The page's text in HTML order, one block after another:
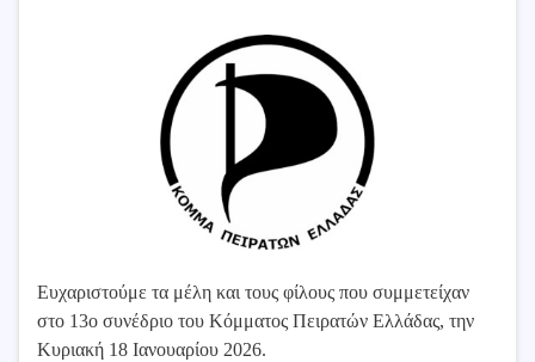
Ευχαριστούμε τα μέλη και τους φίλους που συμμετείχαν
στο 13ο συνέδριο του Κόμματος Πειρατών Ελλάδας, την
Κυριακή 18 Ιανουαρίου 2026.